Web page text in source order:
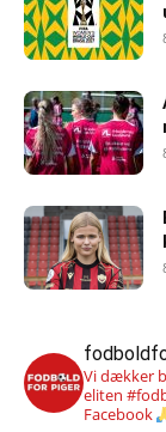
Vi dækker
eliten
Facebook